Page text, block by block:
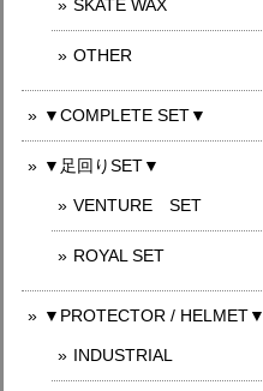
SKATE WAX
OTHER
▼COMPLETE SET▼
▼足回りSET▼
VENTURE SET
ROYAL SET
▼PROTECTOR / HELMET▼
INDUSTRIAL